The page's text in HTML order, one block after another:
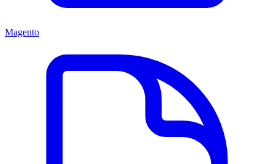
Magento